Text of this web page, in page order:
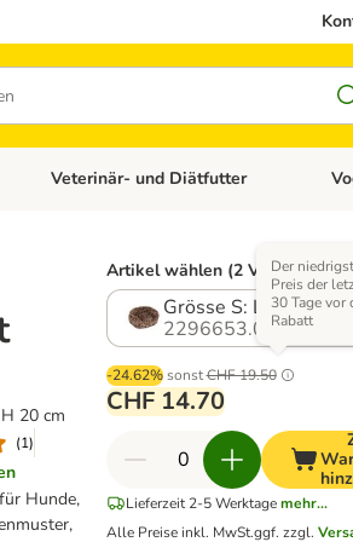
Katzenfutter
Kategorie-Menü öffnen: Katzenzubehör
Veterinär- und Diätfutter
20 cm
(1)
Hunde,
Artikel wählen (2 Varianten)
Grösse S: L 50 x B
2296653.0
-24.62% sonstCHF 19.50
Der
Preis der
30 Tage vor
Rabatt
CHF 14.70
Lieferzeit 2-5 Werktage mehr...
Alle Preise inkl. MwSt.ggf. zzgl.